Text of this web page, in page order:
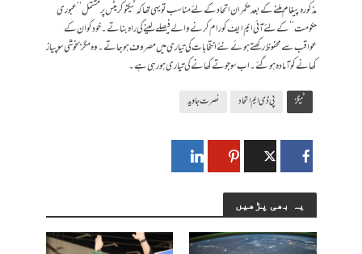
مذکورہ پیغام ملنے کے بعد حکمران اتحاد کے لئے مناسب تو یہی تھا کہ ٹیکنوکریٹس پر مشتمل ’’عبوری
حکومت‘‘ کے لئے آئی ایم ایف کو رام کرنے والے فیصلے لینے کی راہ بناتے۔ خود کو ان کے
عواقب سے محفوظ رکھتے ہوئے نئے انتخابات کی تیاری میں مصروف ہوجاتے۔وہ مگر بخوشی سوپیاز
کھانے کو آمادہ ہوگئے۔اب سو جوتے کھانے کی تیاری ہورہی ہے۔
ٹیگز پی ڈی ایم اتحاد نصرت جاوید
یہ بھی پڑھیں